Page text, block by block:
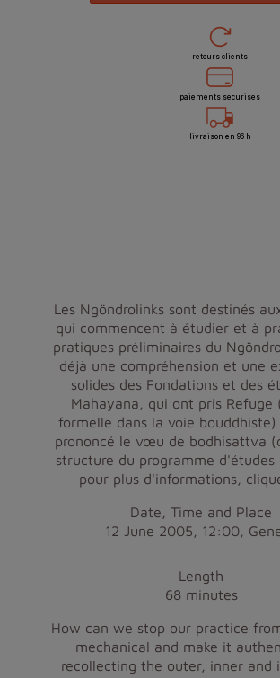
retours clients
paiements securises
livraison en 96 h
Les Ngöndrolinks sont destinés
qui commencent à étudier et à
pratiques préliminaires du
déjà une compréhension et une
solides des Fondations et des
Mahayana, qui ont pris Refuge
formelle dans la voie
prononcé le vœu de bodhisattva
structure du programme d'études
pour plus d'informations,
Date, Time and Place
12 June 2005, 12:00,
Length
68 minutes
How can we stop our practice
mechanical and make it
recollecting the outer, inner and